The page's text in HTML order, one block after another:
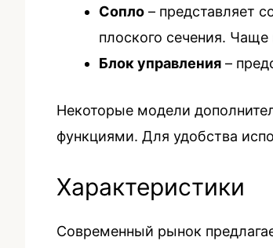
Сопло – представляет
плоского сечения. Чаще
Блок управления –
Некоторые модели
функциями. Для удобства
Характеристики
Современный рынок